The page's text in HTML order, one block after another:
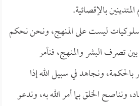
بالإقصائية.
ليست على المنهج، ونحن نحكم
تصرف البشر والمنهج، فنأمر
ونجاهد في سبيل الله إذا
ونناصح الخلق بما أمر الله به، وندعو